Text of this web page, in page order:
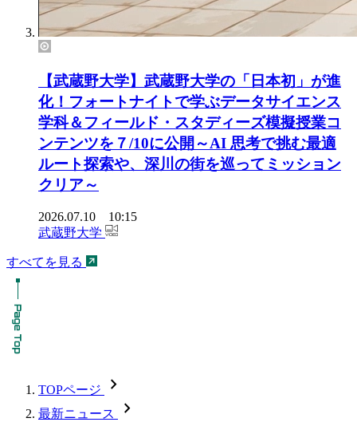
【武蔵野大学】武蔵野大学の「日本初」が進
化！フォートナイトで学ぶデータサイエンス
学科＆フィールド・スタディーズ模擬授業コ
ンテンツを７/10に公開～AI 思考で挑む最適
ルート探索や、深川の街を巡ってミッション
クリア～
2026.07.10 10:15
武蔵野大学
すべてを見る
TOPページ chevron_forward
最新ニュース chevron_forward